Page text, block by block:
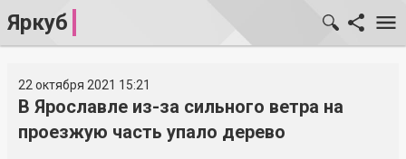
Яркуб
22 октября 2021 15:21
В Ярославле из-за сильного ветра на
проезжую часть упало дерево